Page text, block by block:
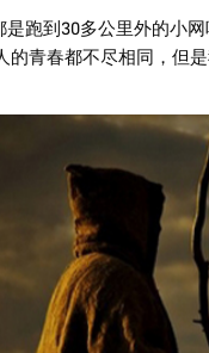
是跑到30多公里外的小
的青春都不尽相同，但
起来另一些人，你可以
尽之前仓促的离开。 网